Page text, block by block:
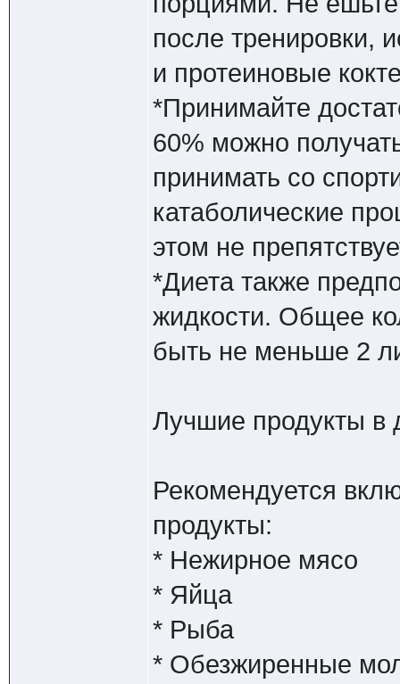
после тренировки,
и протеиновые
*Принимайте
60% можно
принимать со
катаболические
этом не
*Диета также
жидкости. Общее
быть не меньше 2
Лучшие продукты в
Рекомендуется
продукты:
* Нежирное мясо
* Яйца
* Рыба
* Обезжиренные